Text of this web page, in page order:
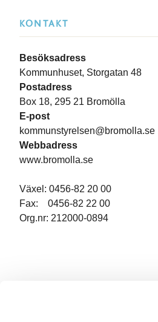
KONTAKT
Besöksadress
Kommunhuset, Storgatan 48
Postadress
Box 18, 295 21 Bromölla
E-post
kommunstyrelsen@bromolla.se
Webbadress
www.bromolla.se
Växel: 0456-82 20 00
Fax: 0456-82 22 00
Org.nr: 212000-0894